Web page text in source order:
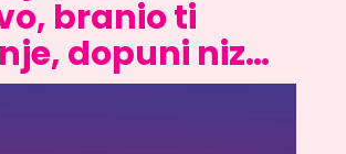
branio ti
dopuni niz…